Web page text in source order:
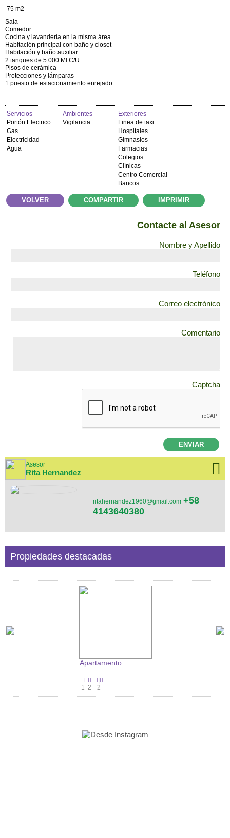
75 m2
Sala
Comedor
Cocina y lavandería en la misma área
Habitación principal con baño y closet
Habitación y baño auxiliar
2 tanques de 5.000 Ml C/U
Pisos de cerámica
Protecciones y lámparas
1 puesto de estacionamiento enrejado
Servicios
Portón Electrico
Gas
Electricidad
Agua
Ambientes
Vigilancia
Exteriores
Linea de taxi
Hospitales
Gimnasios
Farmacias
Colegios
Clínicas
Centro Comercial
Bancos
VOLVER COMPARTIR IMPRIMIR
Contacte al Asesor
Nombre y Apellido
Teléfono
Correo electrónico
Comentario
Captcha
ENVIAR
Asesor
Rita Hernandez
ritahernandez1960@gmail.com +58
4143640380
Propiedades destacadas
Apartamento
1 2
|
2